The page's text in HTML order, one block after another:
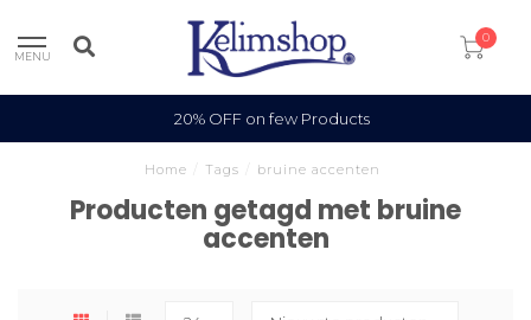
MENU
0
20% OFF on few Products
Home Tags bruine accenten
Producten getagd met bruine
accenten